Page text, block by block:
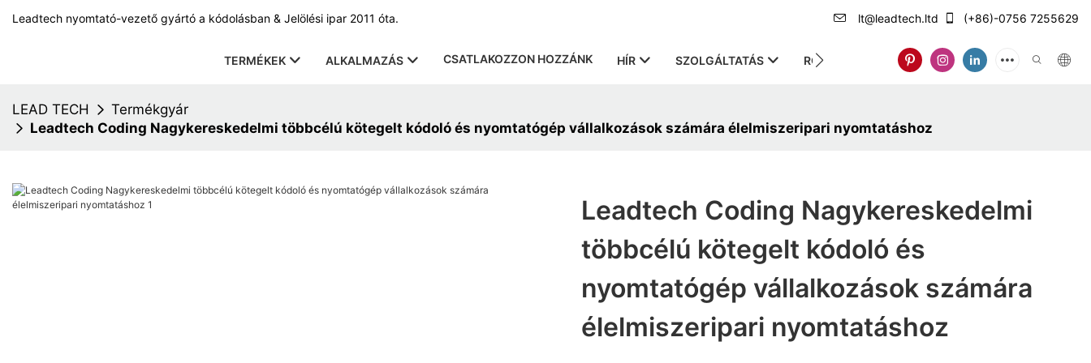
Leadtech nyomtató-vezető gyártó a kódolásban & Jelölési ipar 2011 óta. lt@leadtech.ltd (+86)-0756 7255629
TERMÉKEK ALKALMAZÁS CSATLAKOZZON HOZZÁNK HÍR SZOLGÁLTATÁS RÓLUNK
LEAD TECH
Termékgyár
Leadtech Coding Nagykereskedelmi többcélú kötegelt kódoló és nyomtatógép vállalkozások számára élelmiszeripari nyomtatáshoz
Leadtech Coding Nagykereskedelmi
többcélú kötegelt kódoló és
nyomtatógép vállalkozások számára
élelmiszeripari nyomtatáshoz